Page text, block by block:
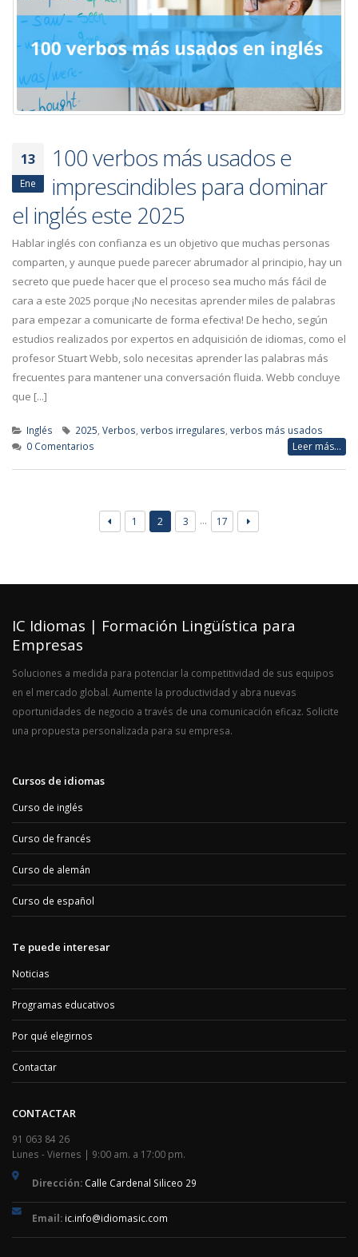
13
Ene
100 verbos más usados e
imprescindibles para dominar
el inglés este 2025
Hablar inglés con confianza es un objetivo que muchas personas
comparten, y aunque puede parecer abrumador al principio, hay un
secreto que puede hacer que el proceso sea mucho más fácil de
cara a este 2025 porque ¡No necesitas aprender miles de palabras
para empezar a comunicarte de forma efectiva! De hecho, según
estudios realizados por expertos en adquisición de idiomas, como el
profesor Stuart Webb, solo necesitas aprender las palabras más
frecuentes para mantener una conversación fluida. Webb concluye
que [...]
Inglés 2025,Verbos,verbos irregulares,verbos más usados
0 Comentarios
Leer más...
1 2 3 … 17
IC Idiomas | Formación Lingüística para
Empresas
Soluciones a medida para potenciar la competitividad de sus equipos
en el mercado global. Aumente la productividad y abra nuevas
oportunidades de negocio a través de una comunicación eficaz. Solicite
una propuesta personalizada para su empresa.
Cursos de idiomas
Curso de inglés
Curso de francés
Curso de alemán
Curso de español
Te puede interesar
Noticias
Programas educativos
Por qué elegirnos
Contactar
CONTACTAR
91 063 84 26
Lunes - Viernes | 9:00 am. a 17:00 pm.
Dirección: Calle Cardenal Siliceo 29
Email: ic.info@idiomasic.com